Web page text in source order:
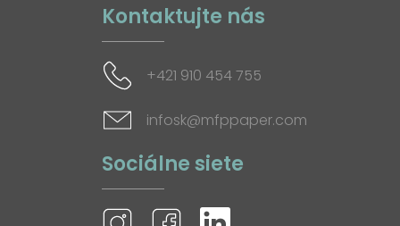
Kontaktujte nás
+421 910 454 755
infosk@mfppaper.com
Sociálne siete